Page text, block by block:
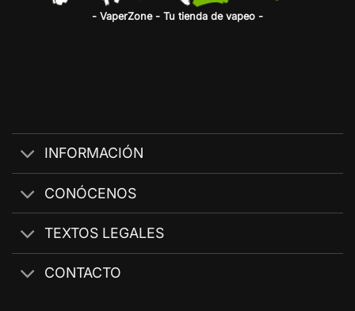
- VaperZone - Tu tienda de vapeo -
INFORMACIÓN
CONÓCENOS
TEXTOS LEGALES
CONTACTO